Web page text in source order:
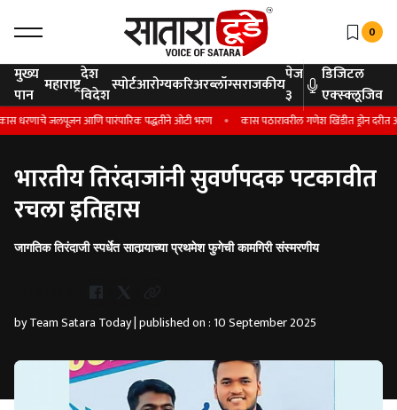
0
मुख्य
पान महाराष्ट्रदेश
विदेशस्पोर्टआरोग्यकरिअरब्लॉग्सराजकीयपेज
३
डिजिटल
एक्स्क्लूजिव
जलपूजन आणि पारंपारिक पद्धतीने ओटी भरण कास पठारावरील गणेश खिंडीत ड्रोन दरीत
भारतीय तिरंदाजांनी सुवर्णपदक पटकावीत
रचला इतिहास
जागतिक तिरंदाजी स्पर्धेत सातार्‍याच्या प्रथमेश फुगेची कामगिरी संस्मरणीय
by Team Satara Today | published on : 10 September 2025